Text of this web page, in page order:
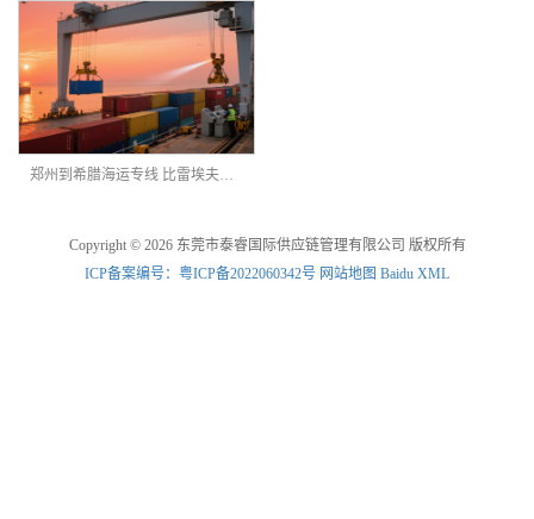
郑州到希腊海运专线 比雷埃夫斯港海派双清到门
Copyright © 2026 东莞市泰睿国际供应链管理有限公司 版权所有
ICP备案编号：粤ICP备2022060342号 网站地图 Baidu XML